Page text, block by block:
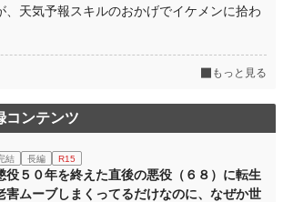
12:10
21:11
位)
、天気予報スキルのおかげでイケメンに拾わ
もっと見る
コンテンツ
結 長編 R15
役５０年を終えた直後の悪役（６８）に転生
害ムーブしまくってるだけなのに、なぜか世